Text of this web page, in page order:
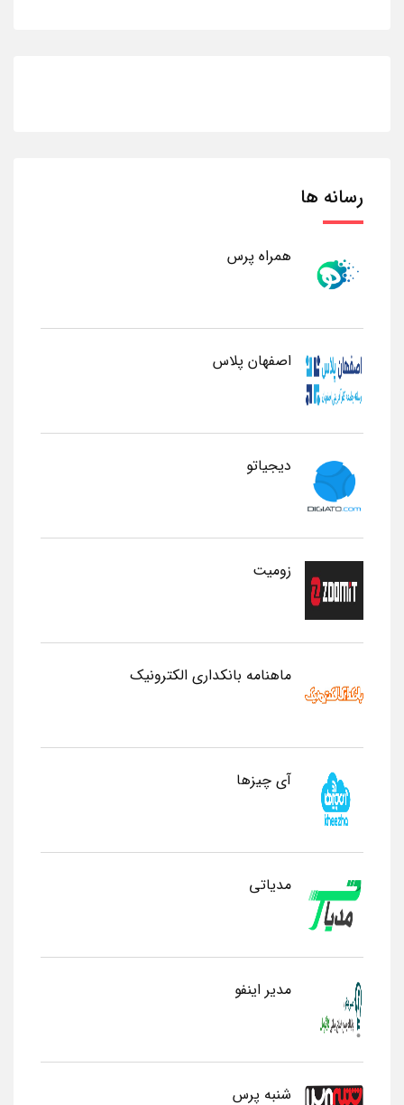
رسانه ها
همراه پرس
اصفهان پلاس
دیجیاتو
زومیت
ماهنامه بانکداری الکترونیک
آی چیزها
مدیاتی
مدیر اینفو
شنبه پرس